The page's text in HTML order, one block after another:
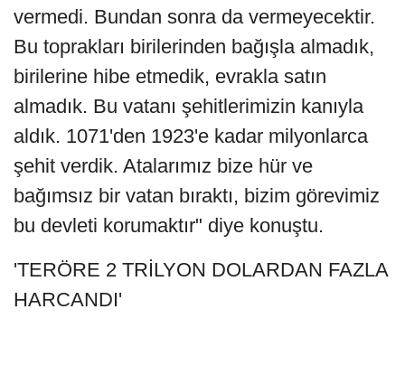
vermedi. Bundan sonra da vermeyecektir.
Bu toprakları birilerinden bağışla almadık,
birilerine hibe etmedik, evrakla satın
almadık. Bu vatanı şehitlerimizin kanıyla
aldık. 1071'den 1923'e kadar milyonlarca
şehit verdik. Atalarımız bize hür ve
bağımsız bir vatan bıraktı, bizim görevimiz
bu devleti korumaktır" diye konuştu.
'TERÖRE 2 TRİLYON DOLARDAN FAZLA
HARCANDI'